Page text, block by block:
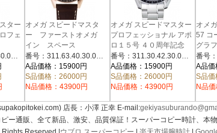
ター
フェ
ブラ
番号：311.33.42.30.01.001
オメガ スピードマスタ
ー ファーストオメガ
イン スペース
311.63.40.30.02.001 シル
バー/ブラック
番号：311.63.40.30.02.001
A品価格：15900円
S品価格：26000円
N品価格：43900円
オメガ スピードマスター
プロフェッショナル アポ
ロ１５号 ４０周年記念
311.30.42.30.01.003 ブラ
ック／トリコロール
番号：311.30.42.30.01.003
A品価格：15900円
S品価格：26000円
N品価格：43900円
オメ
57 コ
グラフ
ック
A品価
S品価
N品
店長：小澤 正幸 E-mail:
ピー通販、全て新品、激安、品質保証！スーパーコピー時計、本